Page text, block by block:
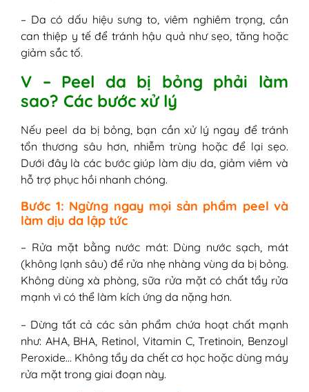
– Da có dấu hiệu sưng to, viêm nghiêm trọng, cần
can thiệp y tế để tránh hậu quả như sẹo, tăng hoặc
giảm sắc tố.
V – Peel da bị bỏng phải làm
sao? Các bước xử lý
Nếu peel da bị bỏng, bạn cần xử lý ngay để tránh
tổn thương sâu hơn, nhiễm trùng hoặc để lại sẹo.
Dưới đây là các bước giúp làm dịu da, giảm viêm và
hỗ trợ phục hồi nhanh chóng.
Bước 1: Ngừng ngay mọi sản phẩm peel và
làm dịu da lập tức
– Rửa mặt bằng nước mát: Dùng nước sạch, mát
(không lạnh sâu) để rửa nhẹ nhàng vùng da bị bỏng.
Không dùng xà phòng, sữa rửa mặt có chất tẩy rửa
mạnh vì có thể làm kích ứng da nặng hơn.
– Dừng tất cả các sản phẩm chứa hoạt chất mạnh
như: AHA, BHA, Retinol, Vitamin C, Tretinoin, Benzoyl
Peroxide… Không tẩy da chết cơ học hoặc dùng máy
rửa mặt trong giai đoạn này.